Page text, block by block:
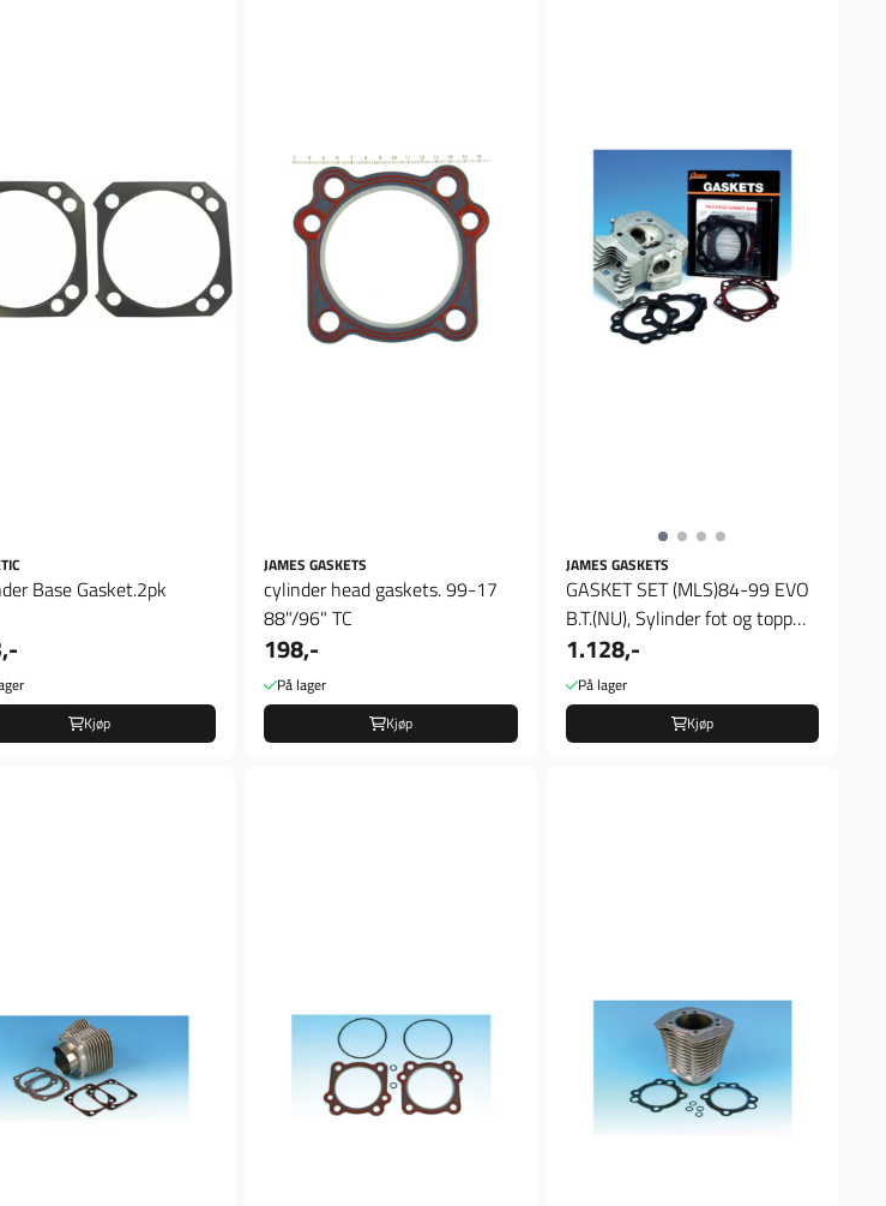
Base Gasket.2pk
Kjøp
JAMES GASKETS
cylinder head gaskets. 99-17
88"/96" TC
198,-
På lager
Kjøp
JAMES GASKETS
GASKET SET (MLS)84-99 EVO
B.T.(NU), Sylinder fot og topp
pakninger
1.128,-
På lager
Kjøp